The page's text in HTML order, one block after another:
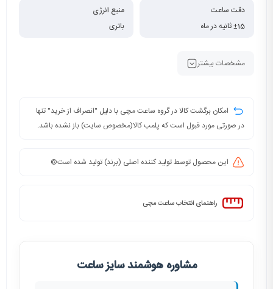
دقت ساعت
±15 ثانیه در ماه
منبع انرژی
باتری
مشخصات بیشتر
امکان برگشت کالا در گروه ساعت مچی با دلیل "انصراف از خرید" تنها
در صورتی مورد قبول است که پلمب کالا(مخصوص سایت) باز نشده باشد.
این محصول توسط تولید کننده اصلی (برند) تولید شده است©️
راهنمای انتخاب ساعت مچی
مشاوره هوشمند سایز ساعت